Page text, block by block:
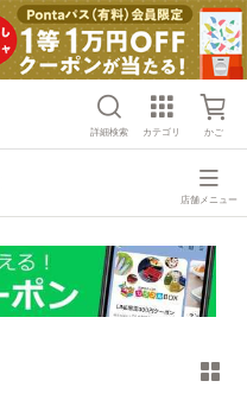
詳細検索 カテゴリ かご
店舗メニュー